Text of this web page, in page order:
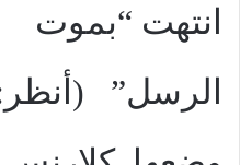
انتهت “بموت
الرسل”